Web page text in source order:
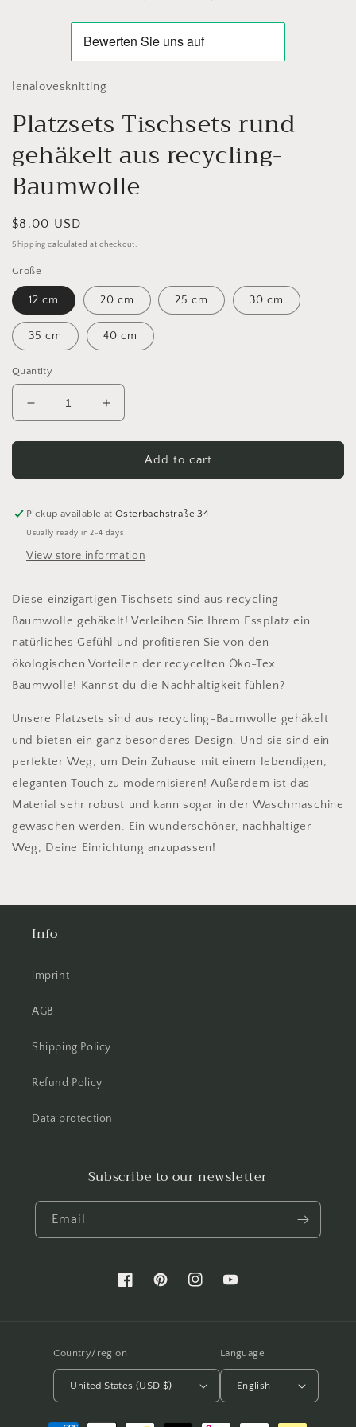
lenalovesknitting
Platzsets Tischsets rund
gehäkelt aus recycling-
Baumwolle
Regular
price
$8.00 USD
Shipping calculated at checkout.
Größe
12 cm 20 cm 25 cm 30 cm
35 cm 40 cm
Quantity
Decrease
quantity
for
Tischsets
gehäkelt
aus
Baumwolle
Increase
quantity
for
Platzsets
Tischsets
gehäkelt
aus
Baumwolle
Add to cart
Pickup available atOsterbachstraße 34
Usually ready in 2-4 days
View store information
Diese einzigartigen Tischsets sind aus recycling-
Baumwolle gehäkelt! Verleihen Sie Ihrem Essplatz ein
natürliches Gefühl und profitieren Sie von den
ökologischen Vorteilen der recycelten Öko-Tex
Baumwolle! Kannst du die Nachhaltigkeit fühlen?
Unsere Platzsets sind aus recycling-Baumwolle gehäkelt
und bieten ein ganz besonderes Design. Und sie sind ein
perfekter Weg, um Dein Zuhause mit einem lebendigen,
eleganten Touch zu modernisieren! Außerdem ist das
Material sehr robust und kann sogar in der Waschmaschine
gewaschen werden. Ein wunderschöner, nachhaltiger
Weg, Deine Einrichtung anzupassen!
Info
imprint
AGB
Shipping Policy
Refund Policy
Data protection
Subscribe to our newsletter
Email
FacebookPinterestInstagramYouTube
Country/region
United States (USD $)
Language
English